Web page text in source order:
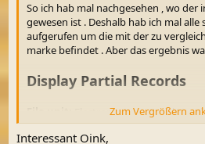
So ich hab mal nachgesehen , wo
gewesen ist . Deshalb hab ich mal
aufgerufen um die mit der zu
marke befindet . Aber das ergebnis
Display Partial Records
Electronic Army Serial
1946(Enlistment Records)
in the Series:World War II Army
Zum Vergrößern
Interessant Oink,